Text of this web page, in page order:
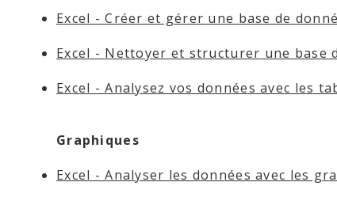
Excel - Créer et gérer une base de
Excel - Nettoyer et structurer une base
Excel - Analysez vos données avec les
Graphiques
Excel -Analyser les données avec les